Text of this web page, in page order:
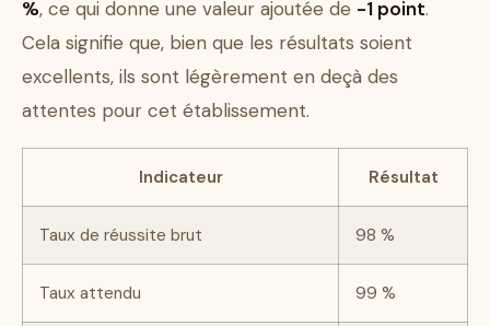
%, ce qui donne une valeur ajoutée de -1 point.
Cela signifie que, bien que les résultats soient
excellents, ils sont légèrement en deçà des
attentes pour cet établissement.
Indicateur Résultat
Taux de réussite brut 98 %
Taux attendu 99 %